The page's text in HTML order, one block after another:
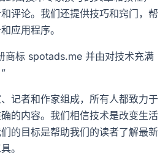
评论。我们还提供技巧和窍门，帮
应用程序。
商标 spotads.me 并由对技术充满
记者和作家组成，所有人都致力于
的内容。我们相信技术是改变生活
的目标是帮助我们的读者了解最新
。